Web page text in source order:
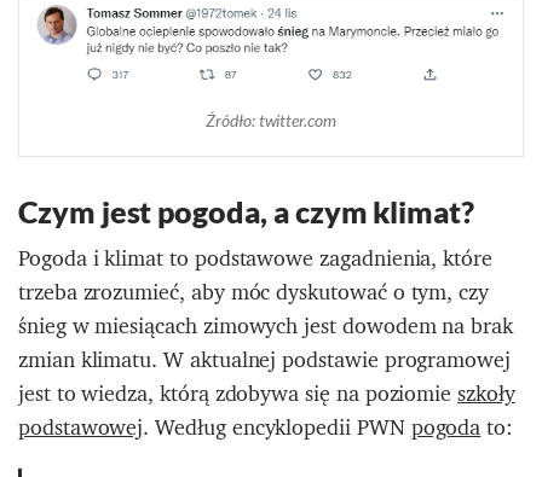
Źródło: twitter.com
Czym jest pogoda, a czym klimat?
Pogoda i klimat to podstawowe zagadnienia, które
trzeba zrozumieć, aby móc dyskutować o tym, czy
śnieg w miesiącach zimowych jest dowodem na brak
zmian klimatu. W aktualnej podstawie programowej
jest to wiedza, którą zdobywa się na poziomieszkoły
podstawowej. Według encyklopedii PWNpogodato: